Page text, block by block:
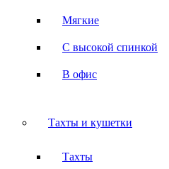
Мягкие
С высокой спинкой
В офис
Тахты и кушетки
Тахты